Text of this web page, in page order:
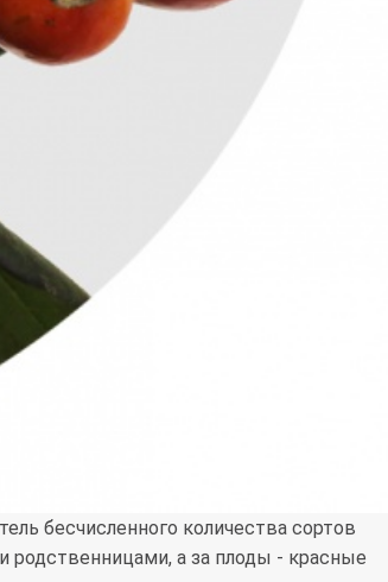
бесчисленного количества сортов
родственницами, а за плоды - красные